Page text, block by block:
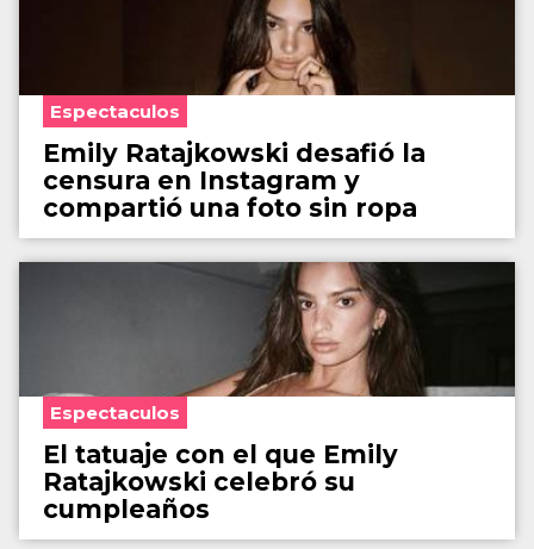
Espectaculos
Emily Ratajkowski desafió la
censura en Instagram y
compartió una foto sin ropa
Espectaculos
El tatuaje con el que Emily
Ratajkowski celebró su
cumpleaños